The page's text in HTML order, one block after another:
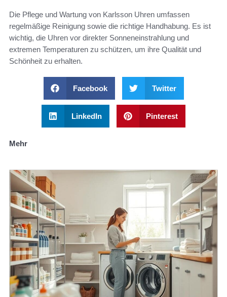
Die Pflege und Wartung von Karlsson Uhren umfassen
regelmäßige Reinigung sowie die richtige Handhabung. Es ist
wichtig, die Uhren vor direkter Sonneneinstrahlung und
extremen Temperaturen zu schützen, um ihre Qualität und
Schönheit zu erhalten.
Facebook Twitter
LinkedIn Pinterest
Mehr